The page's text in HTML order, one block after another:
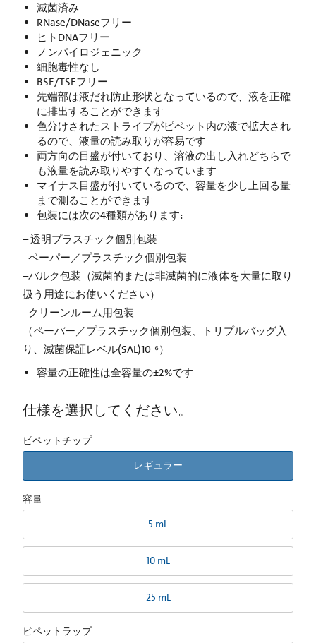
滅菌済み
RNase/DNaseフリー
ヒトDNAフリー
ノンパイロジェニック
細胞毒性なし
BSE/TSEフリー
先端部は液だれ防止形状となっているので、液を正確
に排出することができます
色分けされたストライプがピペット内の液で拡大され
るので、液量の読み取りが容易です
両方向の目盛が付いており、溶液の出し入れどちらで
も液量を読み取りやすくなっています
マイナス目盛が付いているので、容量を少し上回る量
まで測ることができます
包装には次の4種類があります:
– 透明プラスチック個別包装
–ペーパー／プラスチック個別包装
–バルク包装（滅菌的または非滅菌的に液体を大量に取り
扱う用途にお使いください）
–クリーンルーム用包装
（ペーパー／プラスチック個別包装、トリプルバッグ入
り、滅菌保証レベル(SAL)10⁻⁶）
容量の正確性は全容量の±2%です
仕様を選択してください。
ピペットチップ
レギュラー
容量
5 mL
10 mL
25 mL
ピペットラップ